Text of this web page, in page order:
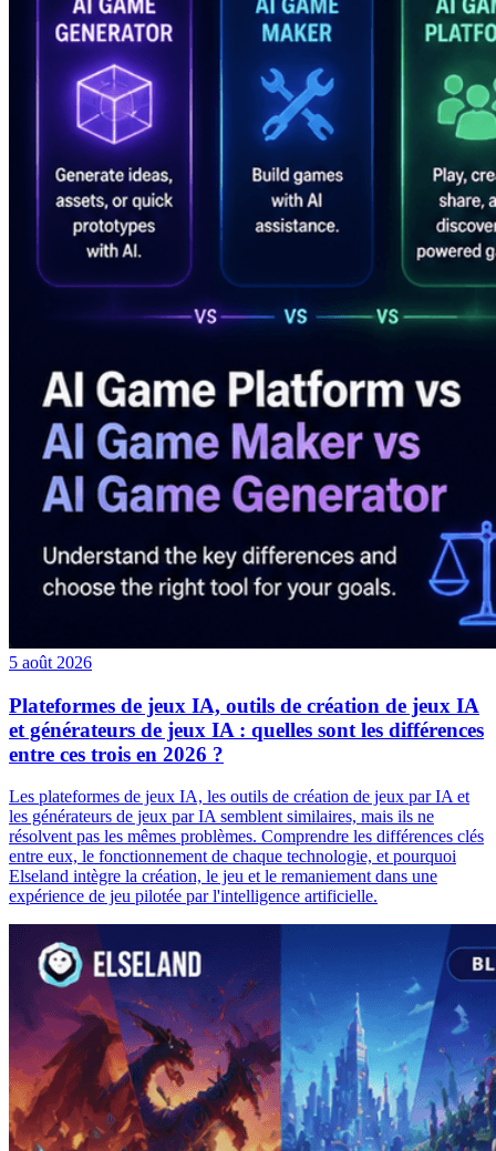
5 août 2026
Plateformes de jeux IA, outils de création de jeux IA
et générateurs de jeux IA : quelles sont les différences
entre ces trois en 2026 ?
Les plateformes de jeux IA, les outils de création de jeux par IA et
les générateurs de jeux par IA semblent similaires, mais ils ne
résolvent pas les mêmes problèmes. Comprendre les différences clés
entre eux, le fonctionnement de chaque technologie, et pourquoi
Elseland intègre la création, le jeu et le remaniement dans une
expérience de jeu pilotée par l'intelligence artificielle.